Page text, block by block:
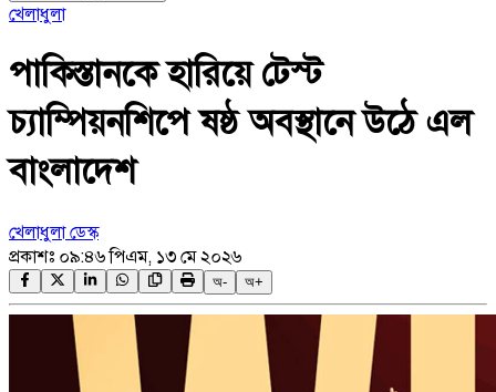
খেলাধুলা
পাকিস্তানকে হারিয়ে টেস্ট
চ্যাম্পিয়নশিপে ষষ্ঠ অবস্থানে উঠে এল
বাংলাদেশ
খেলাধুলা ডেস্ক
প্রকাশঃ ০৯:৪৬ পিএম, ১৩ মে ২০২৬
অ- অ+